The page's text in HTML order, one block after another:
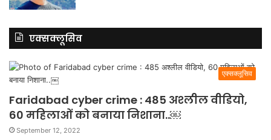
एक्सक्लूसिव
एक्सक्लूसिव
Faridabad cyber crime : 485 अश्लील वीडियो,
60 महिलाओं को बनाया निशाना..￼
September 12, 2022